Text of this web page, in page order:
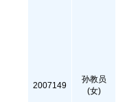
2007149
孙教员
(女)